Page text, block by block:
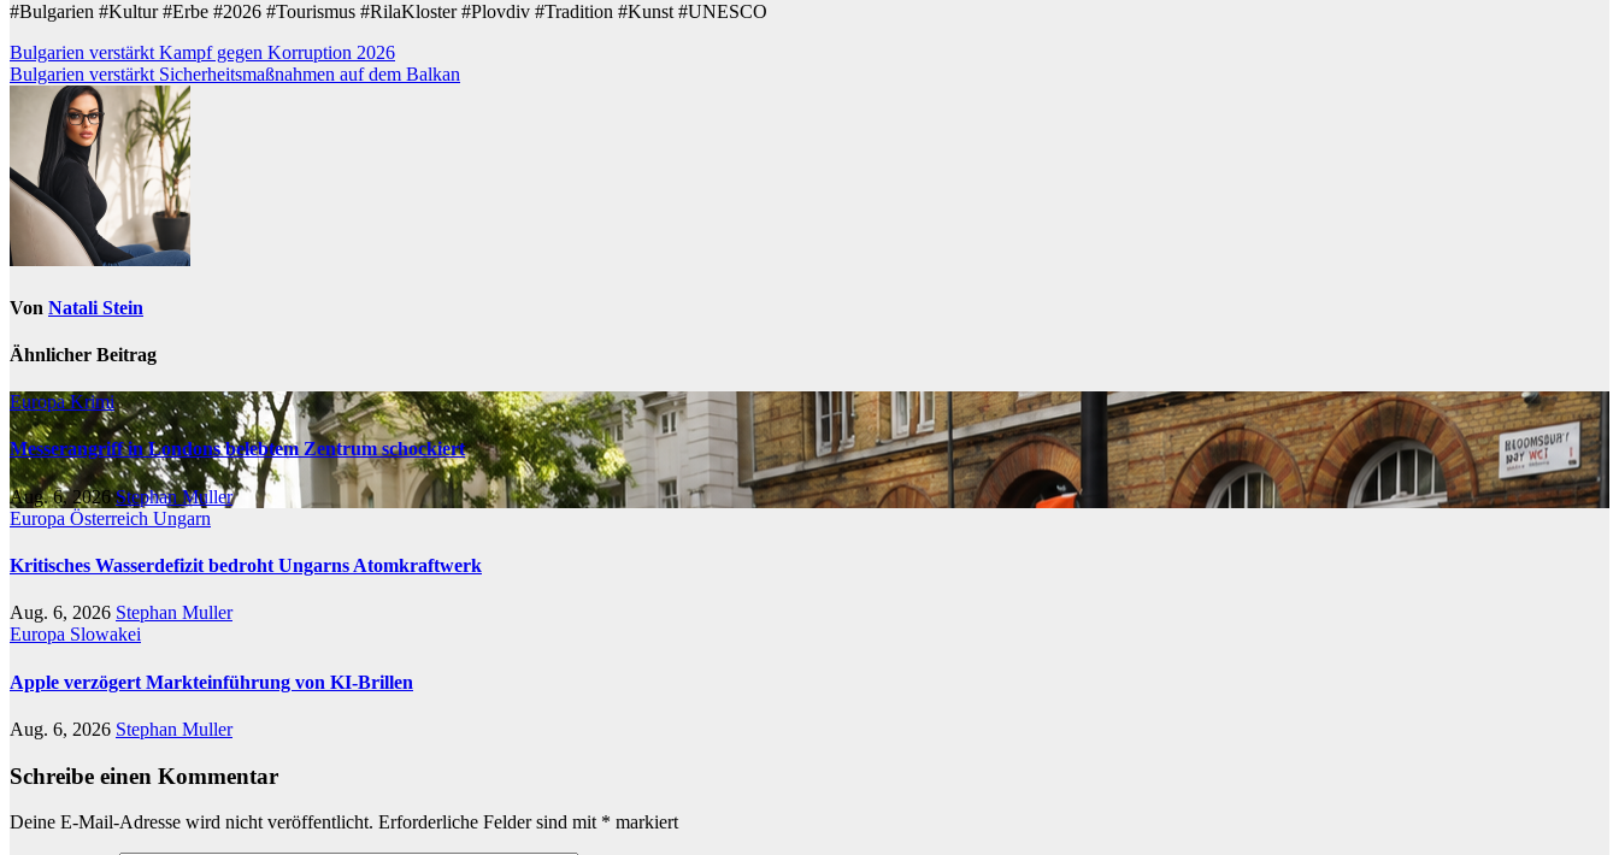
#Bulgarien #Kultur #Erbe #2026 #Tourismus #RilaKloster #Plovdiv #Tradition #Kunst #UNESCO
Beitragsnavigation
Bulgarien verstärkt Kampf gegen Korruption 2026
Bulgarien verstärkt Sicherheitsmaßnahmen auf dem Balkan
Von Natali Stein
Ähnlicher Beitrag
EuropaKrimi
Messerangriff in Londons belebtem Zentrum schockiert
Aug. 6, 2026Stephan Muller
Europa Österreich Ungarn
Kritisches Wasserdefizit bedroht Ungarns Atomkraftwerk
Aug. 6, 2026 Stephan Muller
Europa Slowakei
Apple verzögert Markteinführung von KI-Brillen
Aug. 6, 2026 Stephan Muller
Schreibe einen Kommentar
Deine E-Mail-Adresse wird nicht veröffentlicht. Erforderliche Felder sind mit * markiert